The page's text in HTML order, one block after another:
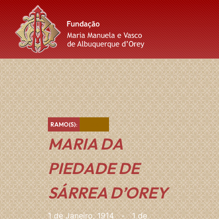
Skip
to
content
Skip
to
main
navigation
Skip
to
footer
MARIA DA
PIEDADE DE
SÁRREA D’OREY
1 de Janeiro, 1914 -
1 de
RAMO(S): Castanho